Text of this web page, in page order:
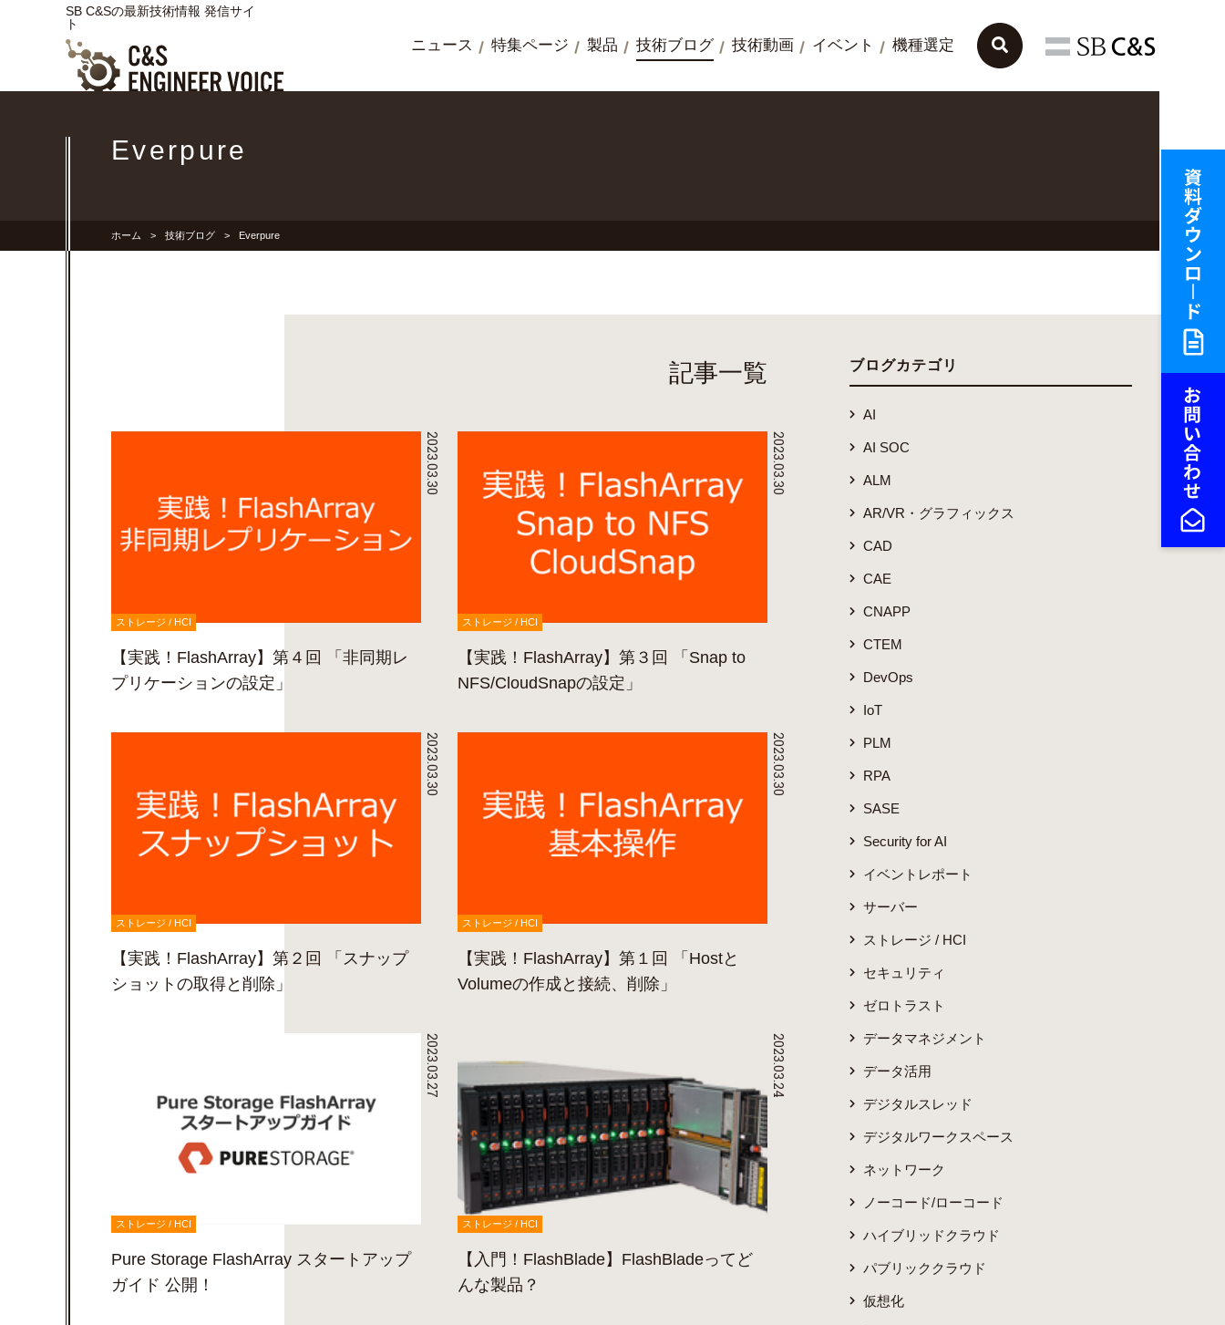
SB C&Sの最新技術情報 発信サイ
ト
ニュース 特集ページ 製品 技術ブログ 技術動画 イベント 機種選定
Everpure
ホーム 技術ブログ Everpure
記事一覧
2023.03.30
ストレージ / HCI
【実践！FlashArray】第４回 「非同期レ
プリケーションの設定」
2023.03.30
ストレージ / HCI
【実践！FlashArray】第３回 「Snap to
NFS/CloudSnapの設定」
2023.03.30
ストレージ / HCI
【実践！FlashArray】第２回 「スナップ
ショットの取得と削除」
2023.03.30
ストレージ / HCI
【実践！FlashArray】第１回 「Hostと
Volumeの作成と接続、削除」
2023.03.27
ストレージ / HCI
Pure Storage FlashArray スタートアップ
ガイド 公開！
2023.03.24
ストレージ / HCI
【入門！FlashBlade】FlashBladeってど
んな製品？
ブログカテゴリ
AI
AI SOC
ALM
AR/VR・グラフィックス
CAD
CAE
CNAPP
CTEM
DevOps
IoT
PLM
RPA
SASE
Security for AI
イベントレポート
サーバー
ストレージ / HCI
セキュリティ
ゼロトラスト
データマネジメント
データ活用
デジタルスレッド
デジタルワークスペース
ネットワーク
ノーコード/ローコード
ハイブリッドクラウド
パブリッククラウド
仮想化